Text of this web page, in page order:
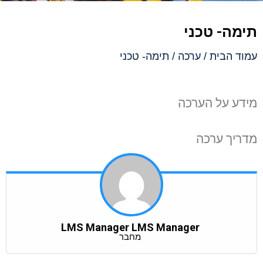
תימה- טכני
עמוד הבית / ערכה / תימה- טכני
מידע על הערכה
מדריך ערכה
LMS Manager LMS Manager
מחבר